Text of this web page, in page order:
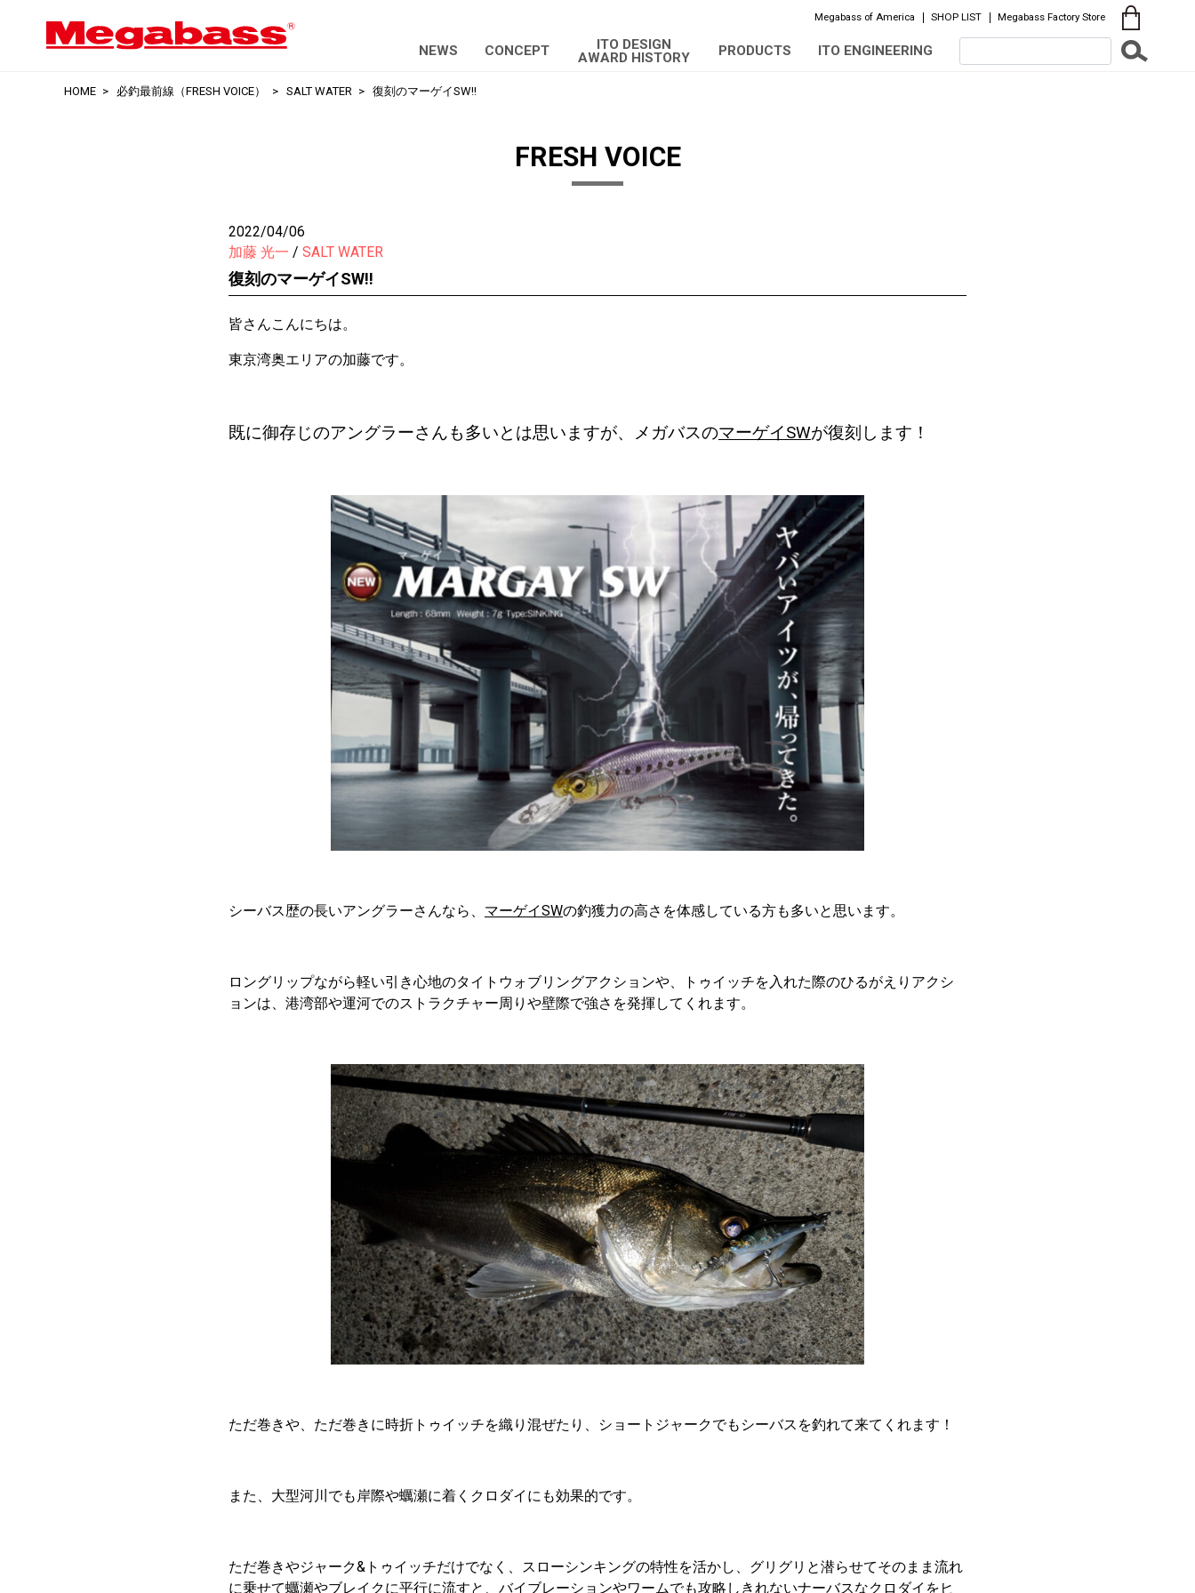
Megabass of America SHOP LIST Megabass Factory Store
NEWS CONCEPT
ITO DESIGN
AWARD HISTORY
PRODUCTS ITO ENGINEERING
HOME 必釣最前線（FRESH VOICE） SALT WATER 復刻のマーゲイSW!!
FRESH VOICE
2022/04/06
加藤 光一
SALT WATER
復刻のマーゲイSW!!
皆さんこんにちは。
東京湾奥エリアの加藤です。
既に御存じのアングラーさんも多いとは思いますが、メガバスのマーゲイSWが復刻します！
シーバス歴の長いアングラーさんなら、 マーゲイSWの釣獲力の高さを体感している方も多いと思います。
ロングリップながら軽い引き心地のタイトウォブリングアクションや、トゥイッチを入れた際のひるがえりアクシ
ョンは、港湾部や運河でのストラクチャー周りや壁際で強さを発揮してくれます。
ただ巻きや、ただ巻きに時折トゥイッチを織り混ぜたり、ショートジャークでもシーバスを釣れて来てくれます！
また、大型河川でも岸際や蠣瀬に着くクロダイにも効果的です。
ただ巻きやジャーク&トゥイッチだけでなく、スローシンキングの特性を活かし、グリグリと潜らせてそのまま流れ
に乗せて蠣瀬やブレイクに平行に流すと、バイブレーションやワームでも攻略しきれないナーバスなクロダイをヒ